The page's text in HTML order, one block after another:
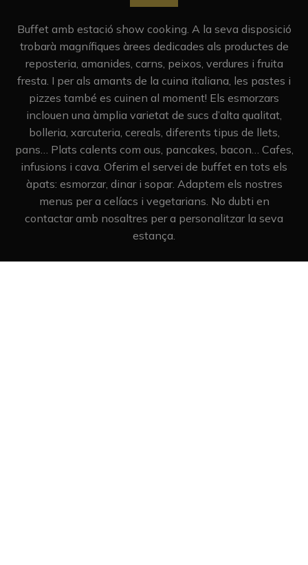
Buffet amb estació show cooking. A la seva disposició
trobarà magnífiques àrees dedicades als productes de
reposteria, amanides, carns, peixos, verdures i fruita
fresta. I per als amants de la cuina italiana, les pastes i
pizzes també es cuinen al moment! Els esmorzars
inclouen una àmplia varietat de sucs d’alta qualitat,
bolleria, xarcuteria, cereals, diferents tipus de llets,
pans… Plats calents com ous, pancakes, bacon… Cafes,
infusions i cava. Oferim el servei de buffet en tots els
àpats: esmorzar, dinar i sopar. Adaptem els nostres
menus per a celíacs i vegetarians. No dubti en
contactar amb nosaltres per a personalitzar la seva
estança.